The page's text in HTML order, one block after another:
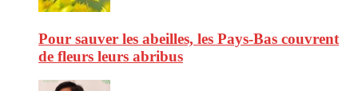
Pour sauver les abeilles, les Pays-Bas couvrent
de fleurs leurs abribus